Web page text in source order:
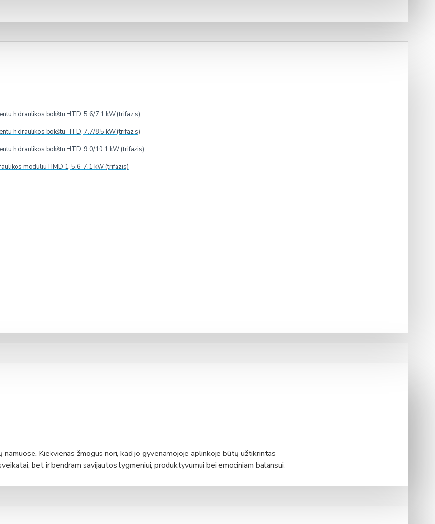
hidraulikos bokštu HTD, 5.6/7.1 kW (trifazis)
hidraulikos bokštu HTD, 7.7/8.5 kW (trifazis)
hidraulikos bokštu HTD, 9.0/10.1 kW (trifazis)
moduliu HMD 1, 5.6-7.1 kW (trifazis)
(su tenu)
ERV (integruotas LAN modulis)
Kiekvienas žmogus nori, kad jo gyvenamojoje aplinkoje būtų užtikrintas
bet ir bendram savijautos lygmeniui, produktyvumui bei emociniam balansui.
didelė problema, net atvėrus langus į namus retai pateks tikrai grynas oras. Be to,
daug šilumos ar vėsos, priklausomai nuo sezono. Todėl modernios vėdinimo